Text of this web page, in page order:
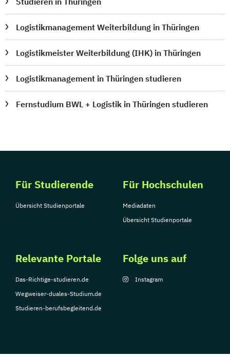
Logistikmanagement Weiterbildung in Thüringen
Logistikmeister Weiterbildung (IHK) in Thüringen
Logistikmanagement in Thüringen studieren
Fernstudium BWL + Logistik in Thüringen studieren
Für Studierende
Übersicht Studienportale
Für Hochschulen
Mediadaten
Übersicht Studienportale
Relevante Portale
Das-Richtige-studieren.de
Wegweiser-duales-Studium.de
Studieren-berufsbegleitend.de
Folge uns auf
Instagram